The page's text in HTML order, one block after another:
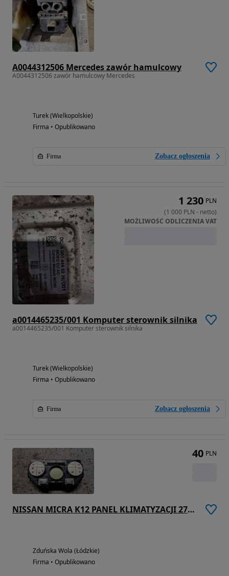
A0044312506 Mercedes zawór hamulcowy
A0044312506 zawór hamulcowy Mercedes
Turek (Wielkopolskie)
Firma • Opublikowano
Firma Zobacz ogłoszenia
a0014465235/001 Komputer sterownik silnika
a0014465235/001 Komputer sterownik silnika
Turek (Wielkopolskie)
Firma • Opublikowano
Firma Zobacz ogłoszenia
1 230 PLN
(1 000 PLN - netto)
MOŻLIWOŚĆ ODLICZENIA VAT
NISSAN MICRA K12 PANEL KLIMATYZACJI 27500AX708
Zduńska Wola (Łódzkie)
Firma • Opublikowano
40 PLN